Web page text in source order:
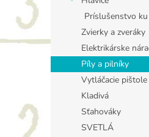
Príslušenstvo
Zvierky a zveráky
Elektrikárske
Píly a pilníky
Vytláčacie pištole
Kladivá
Sťahováky
SVETLÁ